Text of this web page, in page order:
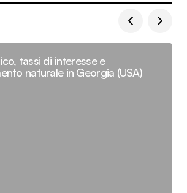
tassi di interesse e
naturale in Georgia (USA)